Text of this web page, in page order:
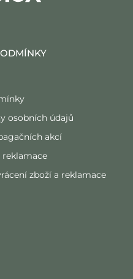
osobních údajů
akcí
reklamace
zboží a reklamace